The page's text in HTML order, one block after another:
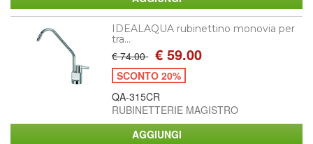
IDEALAQUA rubinettino monovia per
tra...
€ 74.00 € 59.00
SCONTO 20%
QA-315CR
RUBINETTERIE MAGISTRO